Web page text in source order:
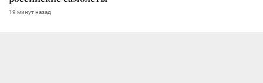
19 минут назад